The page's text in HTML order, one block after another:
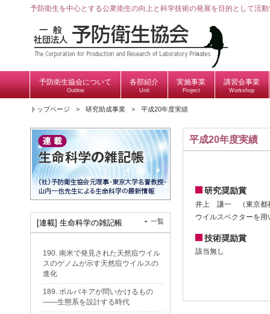
予防衛生を中心とする公衆衛生の向上と科学技術の発展を目的として活
予防衛生協会について
Outline
各部紹介
Unit
実施事業
Project
講習会事業
Workshop
トップページ 研究助成事業 平成20年度実績
平成20年度実績
研究奨励賞
井上 謙一 （東京都
ウイルスベクターを
技術奨励賞
該当無し
[連載] 生命科学の雑記帳 一覧
190. 南米で発見された天然痘ウイル
スのゲノムが示す天然痘ウイルスの
進化
189. ボルバキアが問いかけるもの
——生態系を設計する時代